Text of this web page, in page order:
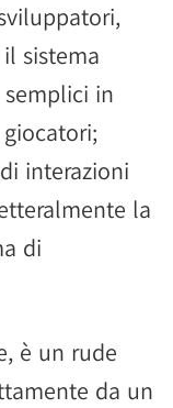
sistema
in
interazioni
la
di
è un rude
da un